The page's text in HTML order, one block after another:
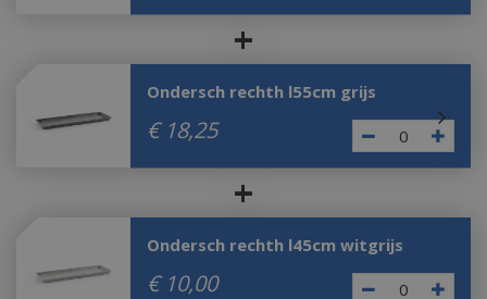
+
Ondersch rechth l55cm grijs
€ 18,25
+
Ondersch rechth l45cm witgrijs
€ 10,00